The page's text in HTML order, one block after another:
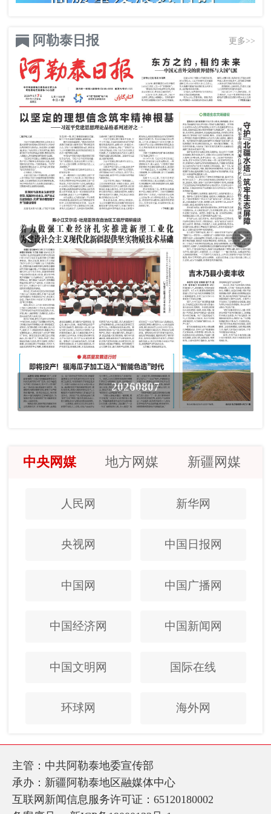
阿勒泰日报 更多>>
20260807
中央网媒 地方网媒 新疆网媒
人民网 新华网
央视网 中国日报网
中国网 中国广播网
中国经济网 中国新闻网
中国文明网 国际在线
环球网 海外网
主管：中共阿勒泰地委宣传部
承办：新疆阿勒泰地区融媒体中心
互联网新闻信息服务许可证：65120180002